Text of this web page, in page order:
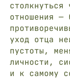
отношения —
уход отца
пустоты,
личности,
и к самому